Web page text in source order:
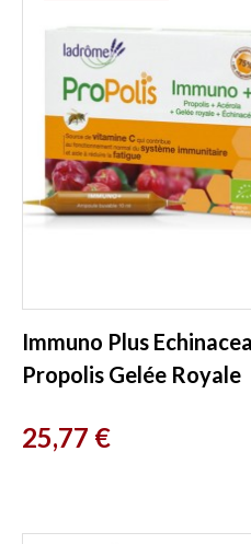
Immuno Plus Echinacea
Propolis Gelée Royale
Ladrôme
Prix
25,77 €